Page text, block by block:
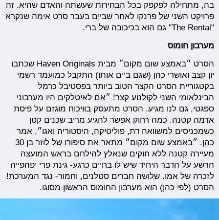
בה, מתחילה לפקפק בכל הבחירות שעשתה והאדם שהיא. זה
פרויקט השני של פרנקו לאחר שביים בעבר סרט אימה שנקרא
"The Rental" גם הוא בכיכובה של ברי.
מערבון חומוס
הסרט ״באמצע שום מקום״ מבית Haven Originals שכתבו
יון קצב ואושרי כהן (שגם ביים אותו) התקבל כמועמד רשמי
בקטגוריית הסרט הקצר הטוב ביותר בפסטיבל כרמל
הבינלאומי השני לקולנוע קצר! ״אם לאיטלקים היו מערבוני
ספגטי, גם לנו מגיע. הסרט מתעסק בוויכוח מוגזם על פיסת
אדמה קטנה. כמה רחוק אפשר להגיע מריב שכנים קטן
כשמכניסים למשוואה דת, פוליטיקה, היסטוריה ואגו״, אמר
כהן. ״באמצע שום מקום״ מתאר את סיפורו של לוזר בן 30
מעיירה קטנה ללא חוקים שנאלץ להילחם בראש המועצה
הרשע על הדבר היחיד שיש לו בחיים כרגע- גינת פרי יפהפייה
לזכרה של אמו. שלושה חברים סטלנים, וחמור- נגד המערכת!
הסרט (לפי כהן) הוא מערבון החומוס הראשון מסוגו.